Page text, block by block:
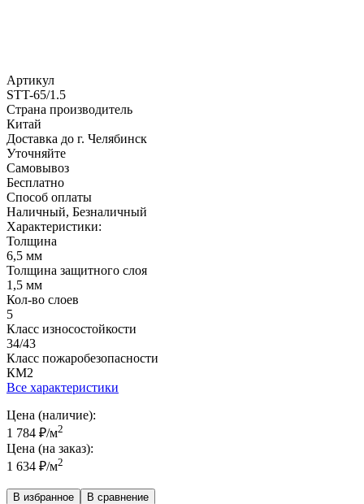
Артикул
STT-65/1.5
Страна производитель
Китай
Доставка до г. Челябинск
Уточняйте
Самовывоз
Бесплатно
Способ оплаты
Наличный, Безналичный
Характеристики:
Толщина
6,5 мм
Толщина защитного слоя
1,5 мм
Кол-во слоев
5
Класс износостойкости
34/43
Класс пожаробезопасности
КМ2
Все характеристики
Цена (наличие):
1 784 ₽/м2
Цена (на заказ):
1 634 ₽/м2
В избранное В сравнение